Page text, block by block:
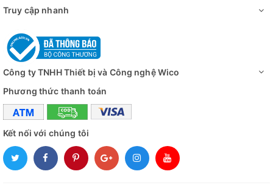
Nguồn điện
Đánh giá
Truy cập nhanh
Công ty TNHH Thiết bị và Công nghệ Wico
Phương thức thanh toán
Kết nối với chúng tôi